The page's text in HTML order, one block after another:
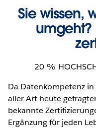
Sie wissen,
umgeht?
20 %
Da Datenkompetenz
aller Art heute
bekannte
Ergänzung für jeden